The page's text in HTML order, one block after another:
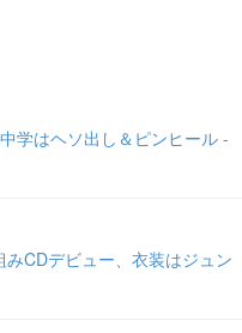
学はヘソ出し＆ピンヒール -
みCDデビュー、衣装はジュン